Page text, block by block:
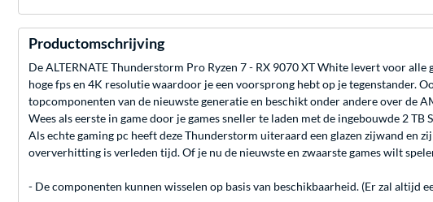
Productomschrijving
De ALTERNATE Thunderstorm Pro Ryzen 7 - RX 9070 XT White levert voor
hoge fps en 4K resolutie waardoor je een voorsprong hebt op je tegenstander.
topcomponenten van de nieuwste generatie en beschikt onder andere over de
Wees als eerste in game door je games sneller te laden met de ingebouwde 2
Als echte gaming pc heeft deze Thunderstorm uiteraard een glazen zijwand en
oververhitting is verleden tijd. Of je nu de nieuwste en zwaarste games wilt
- De componenten kunnen wisselen op basis van beschikbaarheid. (Er zal altijd